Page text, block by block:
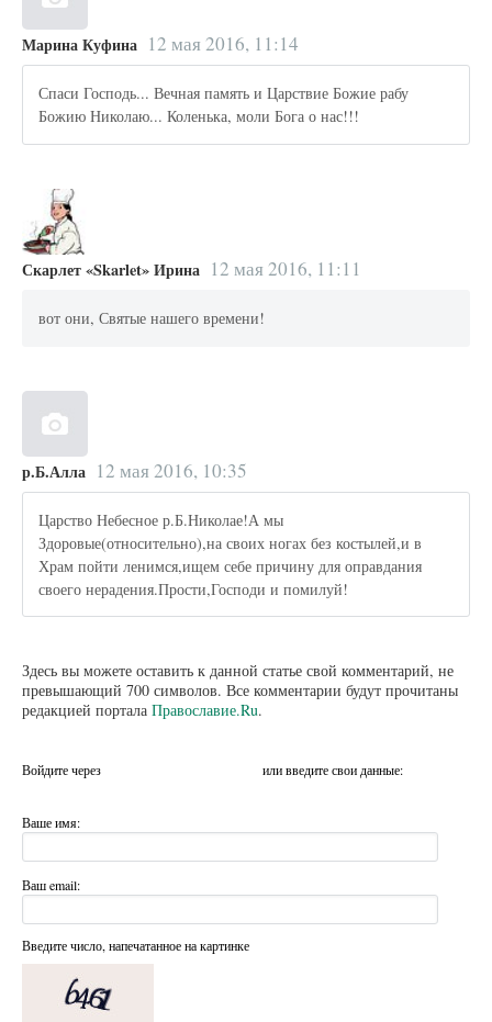
Марина Куфина 12 мая 2016, 11:14
Спаси Господь... Вечная память и Царствие Божие рабу
Божию Николаю... Коленька, моли Бога о нас!!!
Скарлет «Skarlet» Ирина 12 мая 2016, 11:11
вот они, Святые нашего времени!
р.Б.Алла 12 мая 2016, 10:35
Царство Небесное р.Б.Николае!А мы
Здоровые(относительно),на своих ногах без костылей,и в
Храм пойти ленимся,ищем себе причину для оправдания
своего нерадения.Прости,Господи и помилуй!
Здесь вы можете оставить к данной статье свой комментарий, не
превышающий 700 символов. Все комментарии будут прочитаны
редакцией портала Православие.Ru.
Войдите через или введите свои данные:
Ваше имя:
Ваш email:
Введите число, напечатанное на картинке